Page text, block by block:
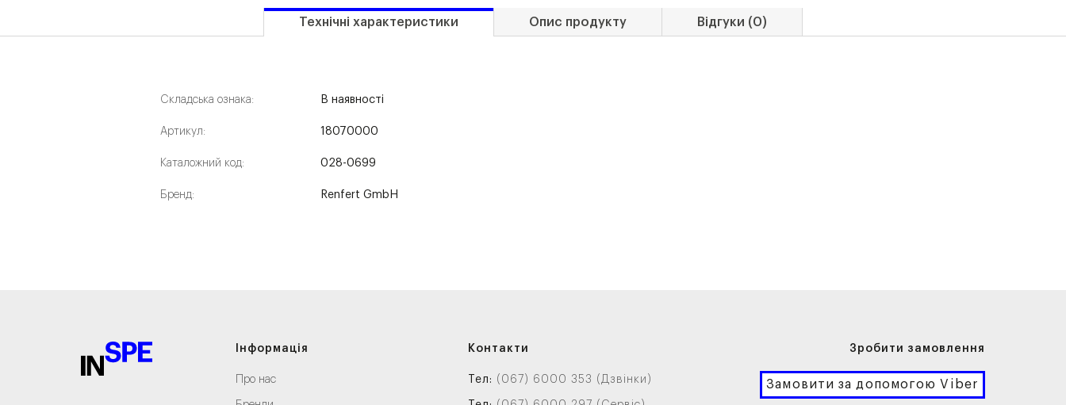
Технічні характеристики Опис продукту Відгуки (0)
Складська ознака:
Артикул:
Каталожний код:
Бренд:
В наявності
18070000
028-0699
Renfert GmbH
Інформація
Про нас
Контакти
Тел: (067) 6000 353 (Дзвінки)
Зробити замовлення
Замовити за допомогою Viber